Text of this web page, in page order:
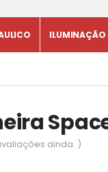
ILUMINAÇÃO
ainda. )